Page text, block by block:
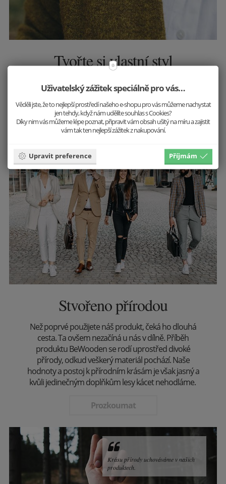
Tvořte si vlastní styl
Nemusíte se řídit trendy, tvořte je! Vystupte z řady a
buďte sami sebou. Do práce, do společnosti, na
večeři - jiný outfit, ale stále jste to vy.
Inspirovat se
Stvořeno přírodou
Než poprvé použijete náš produkt, čeká ho dlouhá
cesta. Ta ovšem nezačíná u nás v dílně. Příběh
produktu BeWooden se rodí uprostřed divoké
přírody, odkud veškerý materiál pochází. Naše
hodnoty a postoj k přírodním krásám je však jasný a
kvůli jedinečným doplňkům lesy kácet nehodláme.
Prozkoumat
Krásu přírody uchováváme v našich
produktech.
Uživatelský zážitek speciálně pro vás…
Věděli jste, že to nejlepší prostředí našeho e-shopu pro vás můžeme nachystat
jen tehdy, když nám udělíte souhlas s Cookies?
Díky nim vás můžeme lépe poznat, připravit vám obsah ušitý na míru a zajistit
vám tak ten nejlepší zážitek z nakupování.
Upravit preference Příjmám